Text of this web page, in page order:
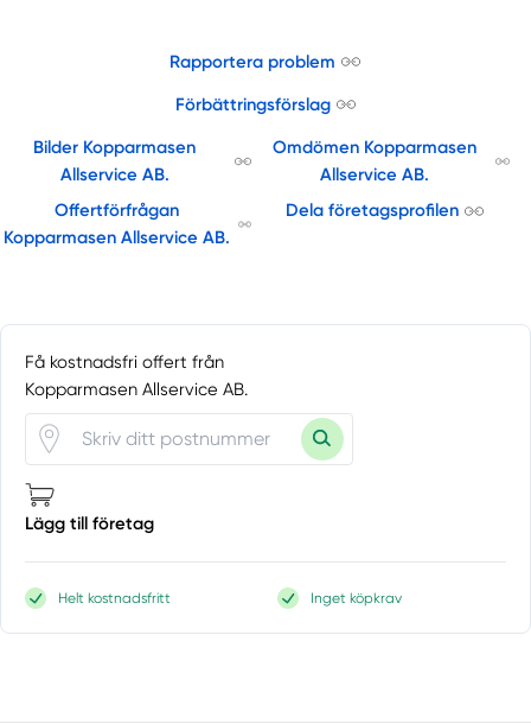
Rapportera problem
Förbättringsförslag
Bilder Kopparmasen
Allservice AB.
Omdömen Kopparmasen
Allservice AB.
Offertförfrågan
Kopparmasen Allservice AB.
Dela företagsprofilen
Få kostnadsfri offert från
Kopparmasen Allservice AB.
Lägg till företag
Helt kostnadsfritt Inget köpkrav